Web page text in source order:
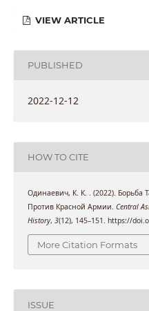
VIEW ARTICLE
PUBLISHED
2022-12-12
HOW TO CITE
Одинаевич, К. К. . (2022). Борьба
Против Красной Армии. Central
History, 3(12), 145–151. https://
More Citation Formats
ISSUE